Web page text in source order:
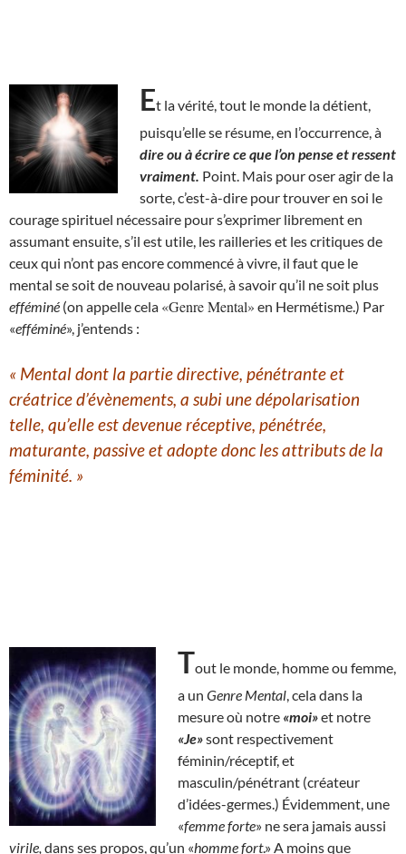
Et la vérité, tout le monde la détient,
puisqu’elle se résume, en l’occurrence, à
dire ou à écrire ce que l’on pense et ressent
vraiment. Point. Mais pour oser agir de la
sorte, c’est-à-dire pour trouver en soi le
courage spirituel nécessaire pour s’exprimer librement en
assumant ensuite, s’il est utile, les railleries et les critiques de
ceux qui n’ont pas encore commencé à vivre, il faut que le
mental se soit de nouveau polarisé, à savoir qu’il ne soit plus
efféminé (on appelle cela «Genre Mental» en Hermétisme.) Par
«efféminé», j’entends :
« Mental dont la partie directive, pénétrante et
créatrice d’évènements, a subi une dépolarisation
telle, qu’elle est devenueréceptive, pénétrée,
maturante, passiveet adopte donc les attributs de la
féminité. »
Tout le monde, homme ou femme,
a un Genre Mental , cela dans la
mesure où notre «moi»et notre
«Je»sont respectivement
féminin/réceptif, et
masculin/pénétrant (créateur
d’idées-germes.) Évidemment, une
«femme forte» ne sera jamais aussi
virile, dans ses propos, qu’un «homme fort.» A moins que